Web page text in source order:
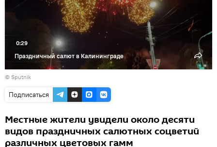
Праздничный салют в Калининграде
0:29
© Sputnik
Подписаться
Местные жители увидели около десяти
видов праздничных салютных соцветий
различных цветовых гамм